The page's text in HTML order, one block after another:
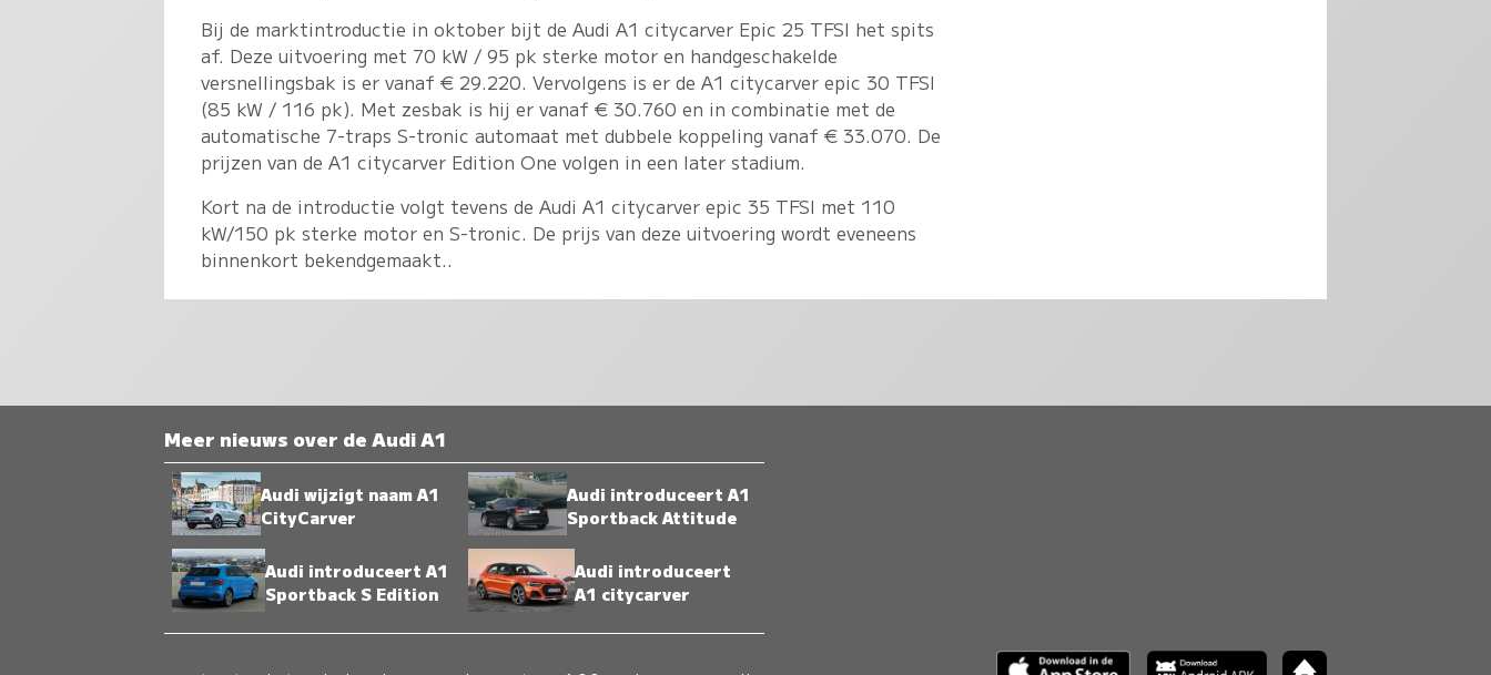
Bij de marktintroductie in oktober bijt de Audi A1 citycarver Epic 25 TFSI het spits
af. Deze uitvoering met 70 kW / 95 pk sterke motor en handgeschakelde
versnellingsbak is er vanaf € 29.220. Vervolgens is er de A1 citycarver epic 30 TFSI
(85 kW / 116 pk). Met zesbak is hij er vanaf € 30.760 en in combinatie met de
automatische 7-traps S-tronic automaat met dubbele koppeling vanaf € 33.070. De
prijzen van de A1 citycarver Edition One volgen in een later stadium.
Kort na de introductie volgt tevens de Audi A1 citycarver epic 35 TFSI met 110
kW/150 pk sterke motor en S-tronic. De prijs van deze uitvoering wordt eveneens
binnenkort bekendgemaakt..
Meer nieuws over de Audi A1
Audi wijzigt naam A1
CityCarver
Audi introduceert A1
Sportback Attitude
Audi introduceert A1
Sportback S Edition
Audi introduceert
A1 citycarver